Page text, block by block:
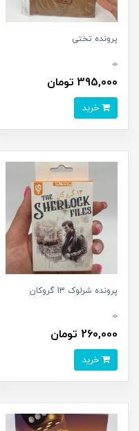
پرونده تختی
0
395,000 تومان
پرونده شرلوک 13 گروکان
0
260,000 تومان